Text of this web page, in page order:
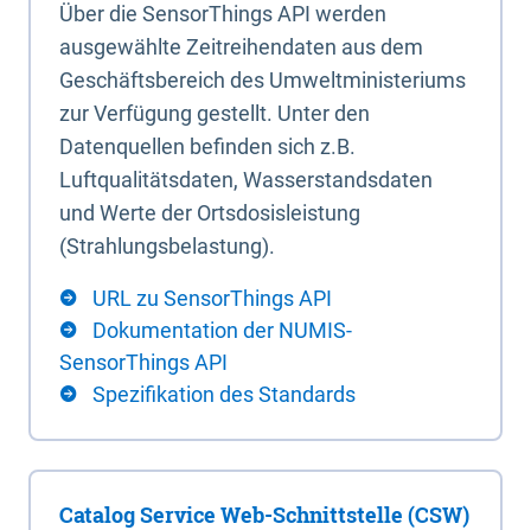
Über die SensorThings API werden
ausgewählte Zeitreihendaten aus dem
Geschäftsbereich des Umweltministeriums
zur Verfügung gestellt. Unter den
Datenquellen befinden sich z.B.
Luftqualitätsdaten, Wasserstandsdaten
und Werte der Ortsdosisleistung
(Strahlungsbelastung).
URL zu SensorThings API
Dokumentation der NUMIS-
SensorThings API
Spezifikation des Standards
Catalog Service Web-Schnittstelle (CSW)